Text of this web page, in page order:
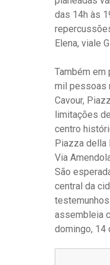
das 14h às
Elena, viale
Também em
mil pessoas
Cavour,
limitações
centro
Piazza della
Via
São
central da
assembleia
domingo, 14